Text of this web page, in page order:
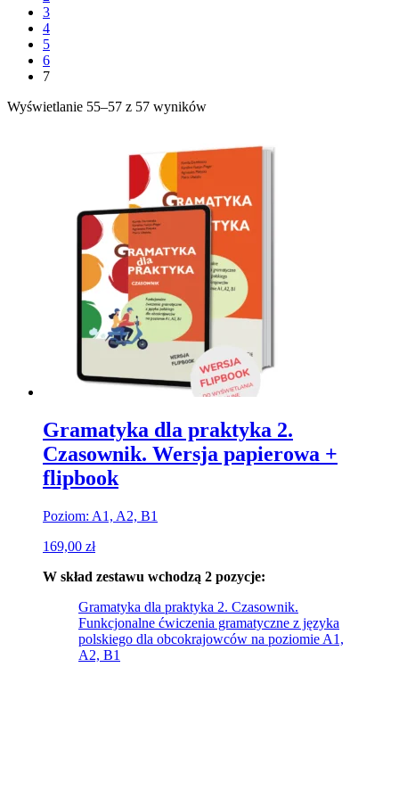
3
4
5
6
7
Wyświetlanie 55–57 z 57 wyników
Gramatyka dla praktyka 2.
Czasownik. Wersja papierowa +
flipbook
Poziom: A1, A2, B1
169,00 zł
W skład zestawu wchodzą 2 pozycje:
Gramatyka dla praktyka 2. Czasownik.
Funkcjonalne ćwiczenia gramatyczne z języka
polskiego dla obcokrajowców na poziomie A1,
A2, B1